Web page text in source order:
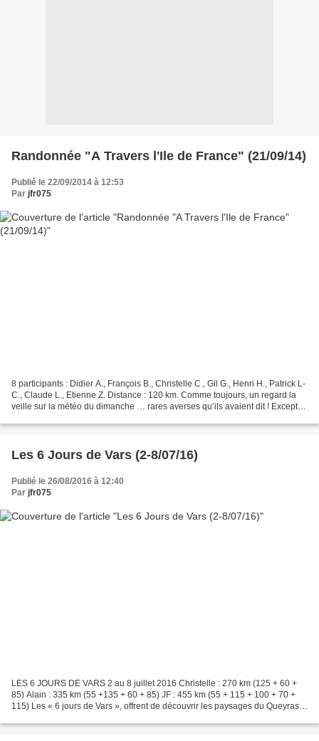
Randonnée "A Travers l'Ile de France" (21/09/14)
Publié le 22/09/2014 à 12:53
Par jfr075
8 participants : Didier A., François B., Christelle C., Gil G., Henri H., Patrick L-
C., Claude L., Etienne Z. Distance : 120 km. Comme toujours, un regard la
veille sur la météo du dimanche … rares averses qu’ils avaient dit ! Excepté
Les 6 Jours de Vars (2-8/07/16)
Publié le 26/08/2016 à 12:40
Par jfr075
LES 6 JOURS DE VARS 2 au 8 juillet 2016 Christelle : 270 km (125 + 60 +
85) Alain : 335 km (55 +135 + 60 + 85) JF : 455 km (55 + 115 + 100 + 70 +
115) Les « 6 jours de Vars », offrent de découvrir les paysages du Queyras